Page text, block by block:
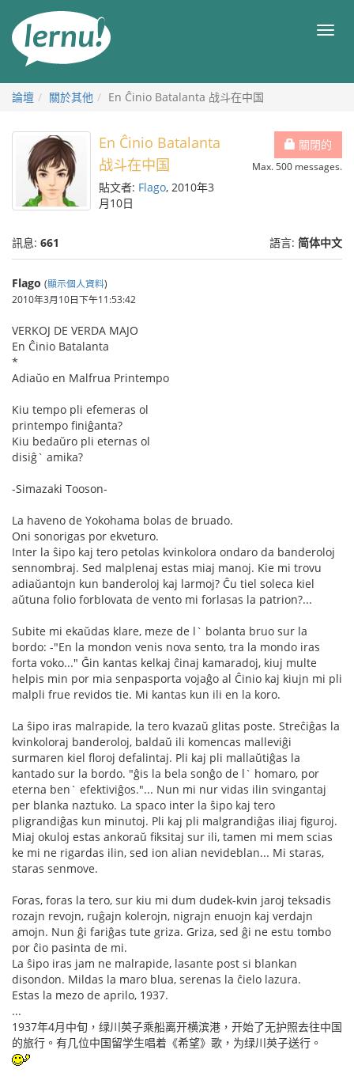
目
論壇 關於其他 En Ĉinio Batalanta 战斗在中国
關閉的
Max. 500 messages.
En Ĉinio Batalanta
战斗在中国
貼文者: Flago, 2010年3
月10日
訊息: 661 語言: 简体中文
Flago (顯示個人資料)
2010年3月10日下午11:53:42
VERKOJ DE VERDA MAJO
En Ĉinio Batalanta
*
Adiaŭo en Malfrua Printempo
Kiu tempo pli efemeras ol
printempo finiĝanta?
Kiu bedaŭro pli eternas ol
disiĝ` amika?
-Simazaki Tooson-
La haveno de Yokohama bolas de bruado.
Oni sonorigas por ekveturo.
Inter la ŝipo kaj tero petolas kvinkolora ondaro da banderoloj
sennombraj. Sed malplenaj estas miaj manoj. Kie mi trovu
adiaŭantojn kun banderoloj kaj larmoj? Ĉu tiel soleca kiel
aŭtuna folio forblovata de vento mi forlasas la patrion?...
Subite mi ekaŭdas klare, meze de l` bolanta bruo sur la
bordo: -"En la mondon venis nova sento, tra la mondo iras
forta voko..." Ĝin kantas kelkaj ĉinaj kamaradoj, kiuj multe
helpis min por mia senpasporta vojaĝo al Ĉinio kaj kiujn mi pli
malpli frue revidos tie. Mi kantas kun ili en la koro.
La ŝipo iras malrapide, la tero kvazaŭ glitas poste. Streĉiĝas la
kvinkoloraj banderoloj, baldaŭ ili komencas malleviĝi
surmaren kiel floroj defalintaj. Pli kaj pli mallaŭtiĝas la
kantado sur la bordo. "ĝis la bela sonĝo de l` homaro, por
eterna ben` efektiviĝos."... Nun mi nur vidas ilin svingantaj
per blanka naztuko. La spaco inter la ŝipo kaj tero
pligrandiĝas kun minutoj. Pli kaj pli malgrandiĝas iliaj figuroj.
Miaj okuloj estas ankoraŭ fiksitaj sur ili, tamen mi mem scias
ke mi ne rigardas ilin, sed ion alian nevideblan... Mi staras,
staras senmove.
Foras, foras la tero, sur kiu mi dum dudek-kvin jaroj teksadis
rozajn revojn, ruĝajn kolerojn, nigrajn enuojn kaj verdajn
amojn. Nun ĝi fariĝas tute griza. Griza, sed ĝi ne estu tombo
por ĉio pasinta de mi.
La ŝipo iras jam ne malrapide, lasante post si blankan
disondon. Mildas la maro blua, serenas la ĉielo lazura.
Estas la mezo de aprilo, 1937.
...
1937年4月中旬，绿川英子乘船离开横滨港，开始了无护照去往中国
的旅行。有几位中国留学生唱着《希望》歌，为绿川英子送行。